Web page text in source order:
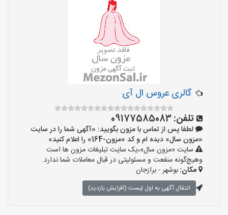
گالری عروس ال آی
تلفن:09177585083
لطفا پس از تماس با مزون بگویید: «آگهی شما را در سایت
«مزون سال» دیده ام و کد «مزون-164» را اعلام کنید»
سایت «مزون سال»،یک سایت تبلیغات مزون ها است
وهیچ‌گونه منفعت و مسئولیتی در قبال معاملات شما ندارد.
مکان:بوشهر - برازجان
انتقال آگهی به اول لیست (افزایش بازدید)